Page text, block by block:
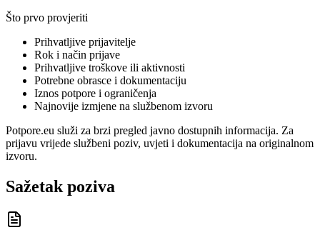
Što prvo provjeriti
Prihvatljive prijavitelje
Rok i način prijave
Prihvatljive troškove ili aktivnosti
Potrebne obrasce i dokumentaciju
Iznos potpore i ograničenja
Najnovije izmjene na službenom izvoru
Potpore.eu služi za brzi pregled javno dostupnih informacija. Za
prijavu vrijede službeni poziv, uvjeti i dokumentacija na originalnom
izvoru.
Sažetak poziva